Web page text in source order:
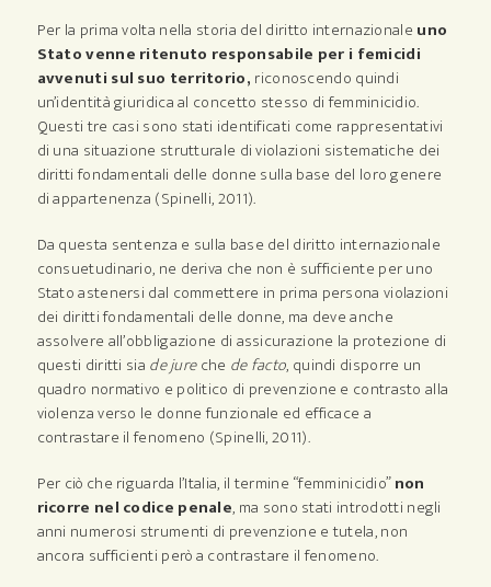
Per la prima volta nella storia del diritto internazionale uno
Stato venne ritenuto responsabile per i femicidi
avvenuti sul suo territorio, riconoscendo quindi
un’identità giuridica al concetto stesso di femminicidio.
Questi tre casi sono stati identificati come rappresentativi
di una situazione strutturale di violazioni sistematiche dei
diritti fondamentali delle donne sulla base del loro genere
di appartenenza (Spinelli, 2011).
Da questa sentenza e sulla base del diritto internazionale
consuetudinario, ne deriva che non è sufficiente per uno
Stato astenersi dal commettere in prima persona violazioni
dei diritti fondamentali delle donne, ma deve anche
assolvere all’obbligazione di assicurazione la protezione di
questi diritti sia de jureche de facto, quindi disporre un
quadro normativo e politico di prevenzione e contrasto alla
violenza verso le donne funzionale ed efficace a
contrastare il fenomeno (Spinelli, 2011).
Per ciò che riguarda l’Italia, il termine “femminicidio”non
ricorre nel codice penale, ma sono stati introdotti negli
anni numerosi strumenti di prevenzione e tutela, non
ancora sufficienti però a contrastare il fenomeno.